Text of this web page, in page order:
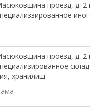
проезд, д. 2
проезд, д. 2
хранилищ